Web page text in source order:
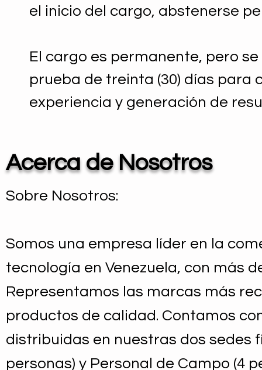
el inicio del cargo, abstenerse
El cargo es permanente, pero
prueba de treinta (30) días
experiencia y generación de
Acerca de Nosotros
Sobre Nosotros:
Somos una empresa líder en la
tecnología en Venezuela, con más
Representamos las marcas más
productos de calidad. Contamos
distribuidas en nuestras dos sedes
personas) y Personal de Campo (4